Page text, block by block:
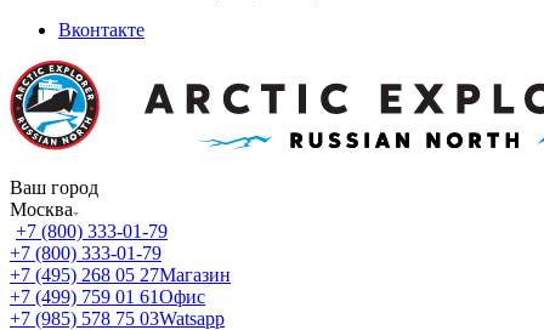
Вконтакте
Ваш город
Москва
+7 (800) 333-01-79
+7 (800) 333-01-79
+7 (495) 268 05 27Магазин
+7 (499) 759 01 61Офис
+7 (985) 578 75 03Watsapp